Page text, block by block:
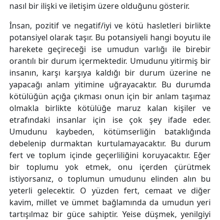
nasıl bir ilişki ve iletişim üzere olduğunu gösterir.
İnsan, pozitif ve negatif/iyi ve kötü hasletleri birlikte
potansiyel olarak taşır. Bu potansiyeli hangi boyutu ile
harekete geçireceği ise umudun varlığı ile birebir
orantılı bir durum içermektedir. Umudunu yitirmiş bir
insanın, karşı karşıya kaldığı bir durum üzerine ne
yapacağı anlam yitimine uğrayacaktır. Bu durumda
kötülüğün açığa çıkması onun için bir anlam taşımaz
olmakla birlikte kötülüğe maruz kalan kişiler ve
etrafındaki insanlar için ise çok şey ifade eder.
Umudunu kaybeden, kötümserliğin bataklığında
debelenip durmaktan kurtulamayacaktır. Bu durum
fert ve toplum içinde geçerliliğini koruyacaktır. Eğer
bir toplumu yok etmek, onu içerden çürütmek
istiyorsanız, o toplumun umudunu elinden alın bu
yeterli gelecektir. O yüzden fert, cemaat ve diğer
kavim, millet ve ümmet bağlamında da umudun yeri
tartışılmaz bir güce sahiptir. Yeise düşmek, yenilgiyi